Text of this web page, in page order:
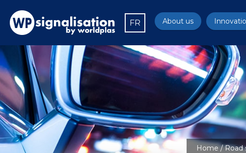
FR About us
Home/Road